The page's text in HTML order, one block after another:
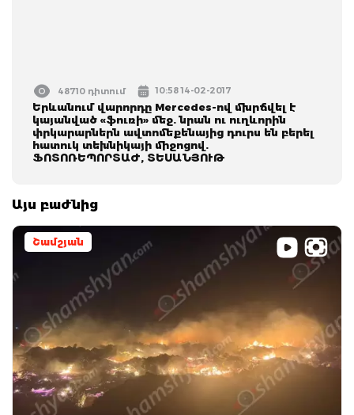
48710 դիտում 10:58 14-02-2017
Երևանում վարորդը Mercedes-ով մխրճվել է
կայանված «ֆուռի» մեջ. նրան ու ուղևորին
փրկարարներն ավտոմեքենայից դուրս են բերել
հատուկ տեխնիկայի միջոցով.
ՖՈՏՈՌԵՊՈՐՏԱԺ, ՏԵՍԱՆՅՈՒԹ
Այս բաժնից
Շամշյան